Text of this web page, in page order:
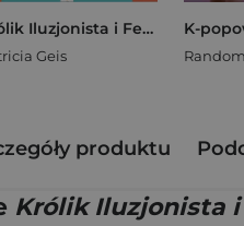
Królik Iluzjonista i Festiwal Sztuk Magicznych
Geis
produktu
Królik Iluzjonista